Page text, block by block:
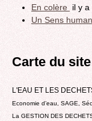
En colère il y a
Un Sens
Carte du site
L'EAU ET LES
Economie d’eau, SAGE,
La GESTION DES